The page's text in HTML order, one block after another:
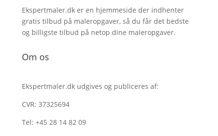
Ekspertmaler.dk er en hjemmeside der indhenter
gratis tilbud på maleropgaver, så du får det bedste
og billigste tilbud på netop dine maleropgaver.
Om os
Ekspertmaler.dk udgives og publiceres af:
CVR: 37325694
Tel: +45 28 14 82 09